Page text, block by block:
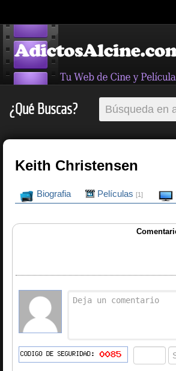
¿Qué Buscas?
Keith Christensen
Biografia Películas [1]